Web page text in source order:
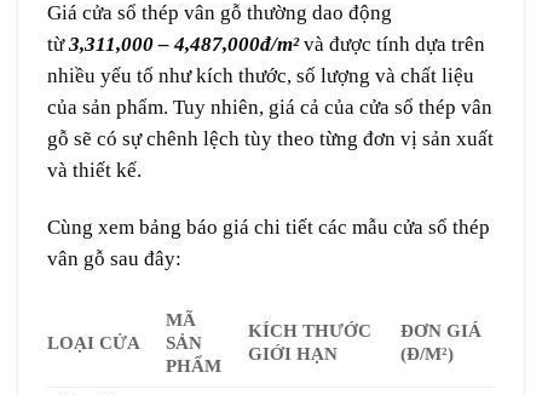
Giá cửa sổ thép vân gỗ thường dao động
từ3,311,000 – 4,487,000đ/m²và được tính dựa trên
nhiều yếu tố như kích thước, số lượng và chất liệu
của sản phẩm. Tuy nhiên, giá cả của cửa sổ thép vân
gỗ sẽ có sự chênh lệch tùy theo từng đơn vị sản xuất
và thiết kế.
Cùng xem bảng báo giá chi tiết các mẫu cửa sổ thép
vân gỗ sau đây:
LOẠI CỬA
MÃ
SẢN
PHẨM
KÍCH THƯỚC
GIỚI HẠN
ĐƠN GIÁ
(Đ/M²)